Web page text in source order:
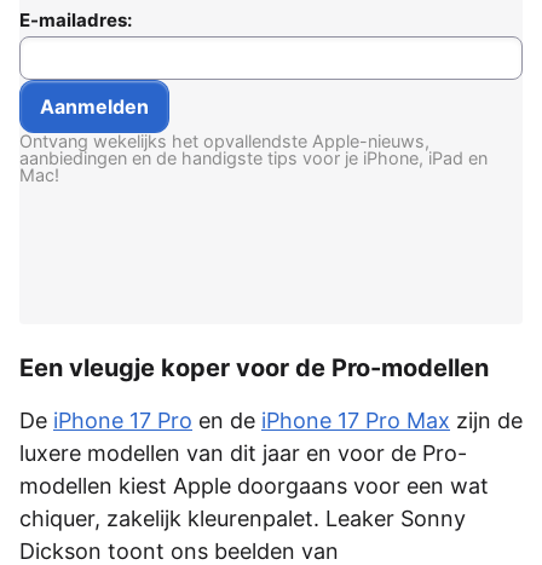
E-mailadres:
Ontvang wekelijks het opvallendste Apple-nieuws,
aanbiedingen en de handigste tips voor je iPhone, iPad en
Mac!
Een vleugje koper voor de Pro-modellen
De iPhone 17 Pro en de iPhone 17 Pro Max zijn de
luxere modellen van dit jaar en voor de Pro-
modellen kiest Apple doorgaans voor een wat
chiquer, zakelijk kleurenpalet. Leaker Sonny
Dickson toont ons beelden van